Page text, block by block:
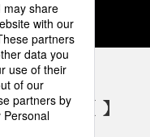
アカウント